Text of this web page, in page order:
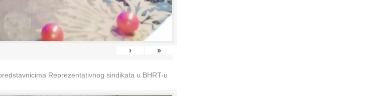
› »
Reprezentativnog sindikata u BHRT-u